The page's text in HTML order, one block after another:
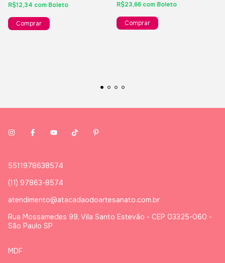
R$12,34 com Boleto R$23,66 com Boleto
5511978638574
(11) 97863-8574
atendimento@atacadaodoartesanato.com.br
Rua Mossamedes 99, Vila Santo Estevão - CEP 03325-060 -
São Paulo SP
MDF